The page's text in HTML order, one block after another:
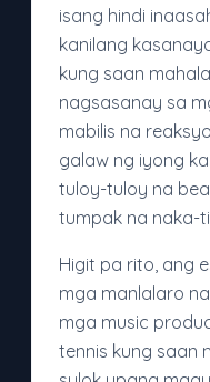
isang hindi
kanilang
kung saan
nagsasanay sa
mabilis na
galaw ng iyong
tuloy-tuloy na
tumpak na naka-
Higit pa rito, ang
mga manlalaro
mga music
tennis kung saan